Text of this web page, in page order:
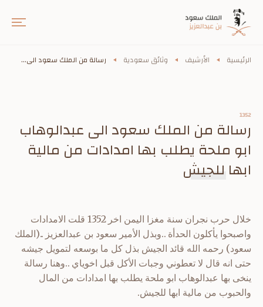
الرئيسية الأرشيف وثائق سعودية رسالة من الملك سعود الى...
1352
رسالة من الملك سعود الى عبدالوهاب
ابو ملحة يطلب بها امدادات من مالية
ابها للجيش
خلال حرب نجران سنة مغزا اليمن اخر 1352 قلت الامدادات
واصبحوا يأكلون الحدأة ..وبذل الأمير سعود بن عبدالعزيز ..(الملك
سعود) رحمه الله قائد الجيش بذل كل ما بوسعه لتمويل جيشه
حتى انه قال لا تعطوني وجبات الأكل قبل اخوياي ..وهنا رسالة
ينخى بها عبدالوهاب ابو ملحة يطلب بها امدادات من المال
والحبوب من مالية ابها للجيش.